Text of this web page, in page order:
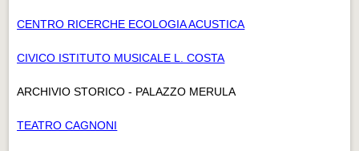
CENTRO RICERCHE ECOLOGIA ACUSTICA
CIVICO ISTITUTO MUSICALE L. COSTA
ARCHIVIO STORICO - PALAZZO MERULA
TEATRO CAGNONI